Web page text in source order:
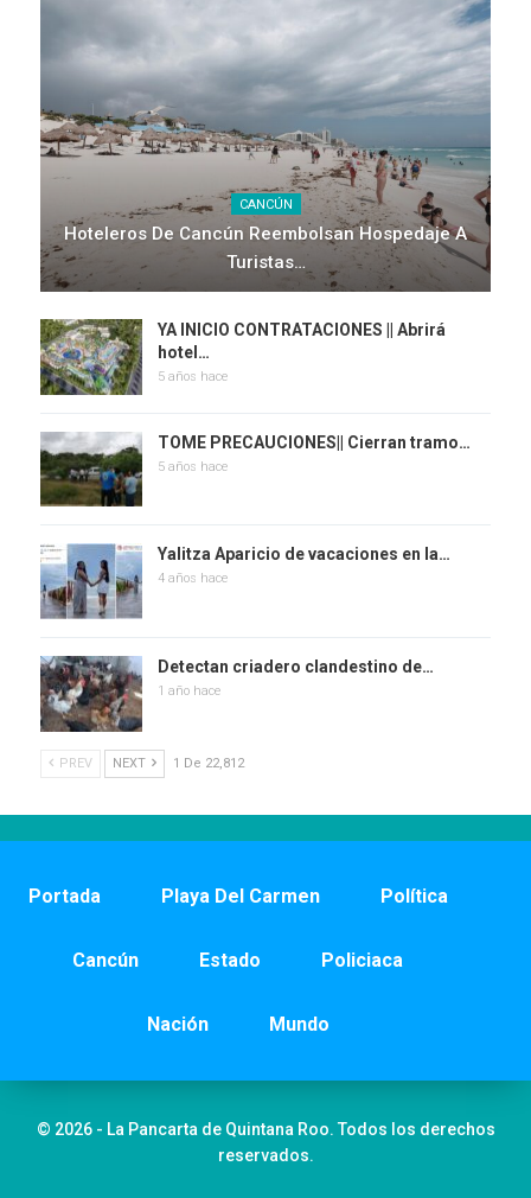
CANCÚN
Hoteleros De Cancún Reembolsan Hospedaje A
Turistas…
YA INICIO CONTRATACIONES || Abrirá
hotel…
5 años hace
TOME PRECAUCIONES|| Cierran tramo…
5 años hace
Yalitza Aparicio de vacaciones en la…
4 años hace
Detectan criadero clandestino de…
1 año hace
PREV NEXT 1 De 22,812
Portada Playa Del Carmen Política
Cancún Estado Policiaca
Nación Mundo
© 2026 - La Pancarta de Quintana Roo. Todos los derechos
reservados.